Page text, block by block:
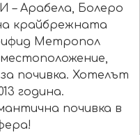
Арабела, Болеро
крайбрежната
Метропол
почивка. Хотелът
година.
почивка в